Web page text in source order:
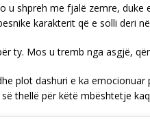
u shpreh me fjalë zemre,
karakterit që e solli deri
ty. Mos u tremb nga asgjë,
plot dashuri e ka
thellë për këtë mbështetje